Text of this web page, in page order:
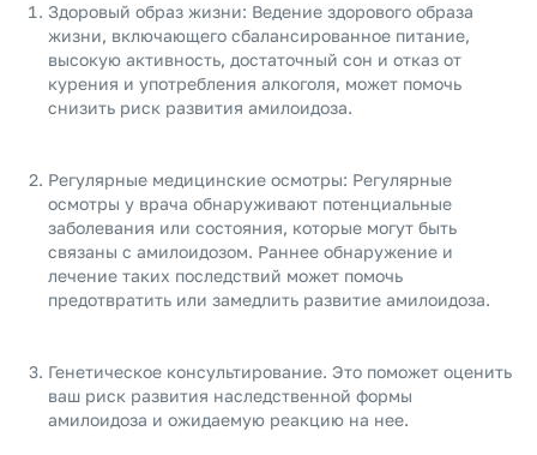
Здоровый образ жизни: Ведение здорового образа
жизни, включающего сбалансированное питание,
высокую активность, достаточный сон и отказ от
курения и употребления алкоголя, может помочь
снизить риск развития амилоидоза.
Регулярные медицинские осмотры: Регулярные
осмотры у врача обнаруживают потенциальные
заболевания или состояния, которые могут быть
связаны с амилоидозом. Раннее обнаружение и
лечение таких последствий может помочь
предотвратить или замедлить развитие амилоидоза.
Генетическое консультирование. Это поможет оценить
ваш риск развития наследственной формы
амилоидоза и ожидаемую реакцию на нее.